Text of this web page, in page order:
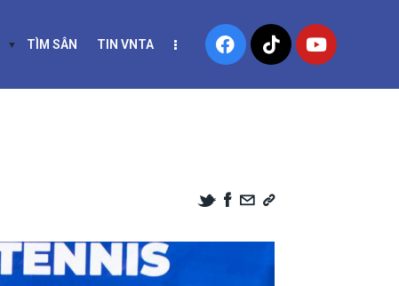
TÌM SÂN TIN VNTA